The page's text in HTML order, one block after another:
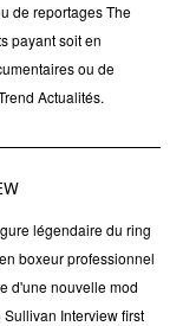
de reportages The
payant soit en
ou de
Actualités.
légendaire du ring
boxeur professionnel
d'une nouvelle mod
Interview first